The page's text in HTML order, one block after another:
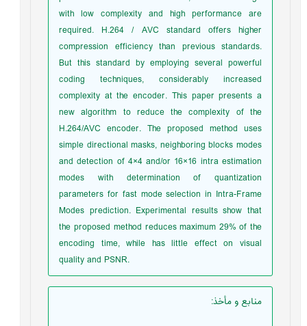
with low complexity and high performance are
required. H.264 / AVC standard offers higher
compression efficiency than previous standards.
But this standard by employing several powerful
coding techniques, considerably increased
complexity at the encoder. This paper presents a
new algorithm to reduce the complexity of the
H.264/AVC encoder. The proposed method uses
simple directional masks, neighboring blocks modes
and detection of 4×4 and/or 16×16 intra estimation
modes with determination of quantization
parameters for fast mode selection in Intra-Frame
Modes prediction. Experimental results show that
the proposed method reduces maximum 29% of the
encoding time, while has little effect on visual
quality and PSNR.
منابع و مأخذ: